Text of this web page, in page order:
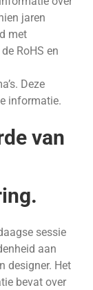
jaren
met
RoHS en
Deze
informatie.
van
sessie
aan
designer. Het
bevat over